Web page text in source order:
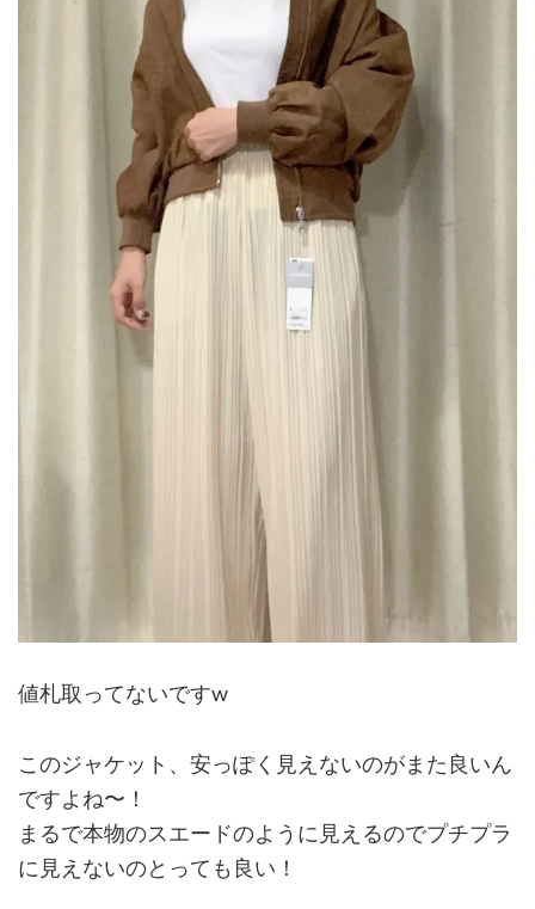
値札取ってないですw
このジャケット、安っぽく見えないのがまた良いん
ですよね〜！
まるで本物のスエードのように見えるのでプチプラ
に見えないのとっても良い！